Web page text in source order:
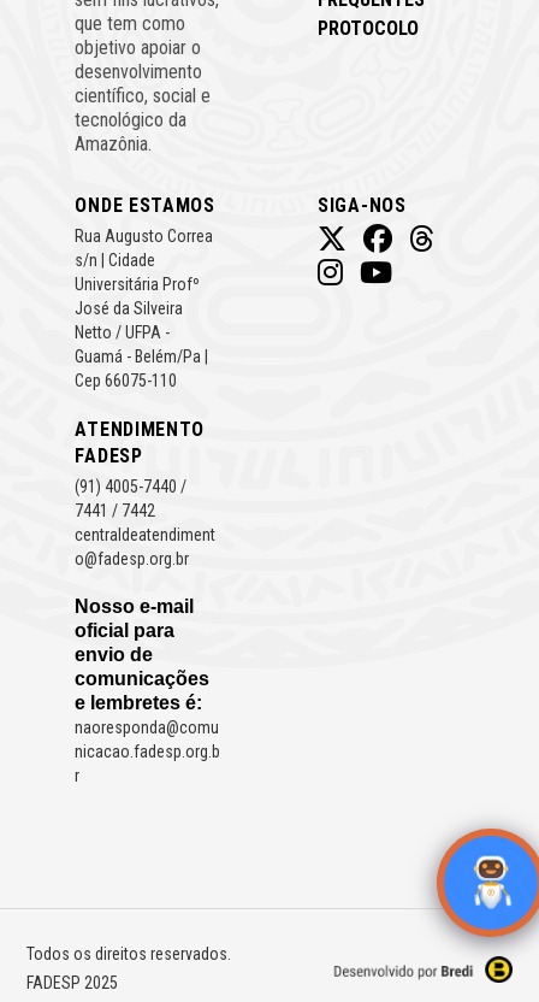
que tem como
objetivo apoiar o
desenvolvimento
científico, social e
tecnológico da
Amazônia.
PROTOCOLO
ONDE ESTAMOS
Rua Augusto Correa
s/n | Cidade
Universitária Profº
José da Silveira
Netto / UFPA -
Guamá - Belém/Pa |
Cep 66075-110
ATENDIMENTO
FADESP
(91) 4005-7440 /
7441 / 7442
centraldeatendiment
o@fadesp.org.br
Nosso e-mail
oficial para
envio de
comunicações
e lembretes é:
naoresponda@comu
nicacao.fadesp.org.b
r
SIGA-NOS
Todos os direitos reservados.
FADESP 2025